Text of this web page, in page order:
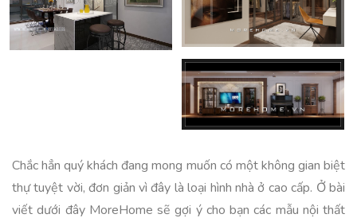
Chắc hẳn quý khách đang mong muốn có một không gian biệt
thự tuyệt vời, đơn giản vì đây là loại hình nhà ở cao cấp. Ở bài
viết dưới đây MoreHome sẽ gợi ý cho bạn các mẫu nội thất